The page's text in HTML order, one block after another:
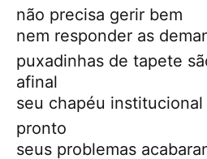
não precisa gerir bem
nem responder as
puxadinhas de tapete
afinal
seu chapéu institucional
pronto
seus problemas